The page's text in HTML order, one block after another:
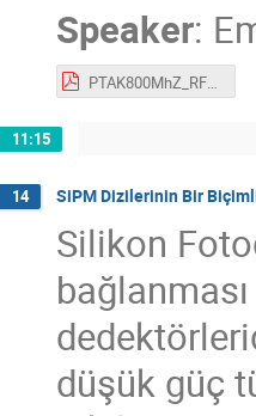
Speaker:
11:15
14 SiPM Dizilerinin Bir
Silikon
düşük güç